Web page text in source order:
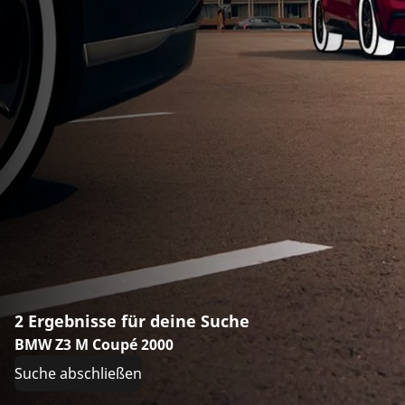
2 Ergebnisse für deine Suche
BMW Z3 M Coupé 2000
Suche abschließen